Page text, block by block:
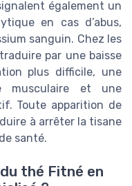
également un
en cas d’abus,
sanguin. Chez les
par une baisse
plus difficile, une
musculaire et une
Toute apparition de
à arrêter la tisane
santé.
thé Fitné en